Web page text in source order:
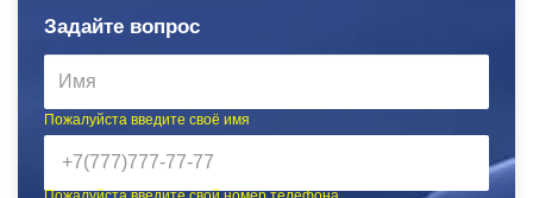
Задайте вопрос
Пожалуйста введите своё имя